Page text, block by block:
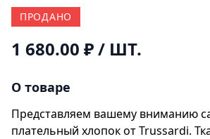
ПРОДАНО
1 680.00 ₽/ ШТ.
О товаре
Представляем вашему вниманию
плательный хлопок от Trussardi.